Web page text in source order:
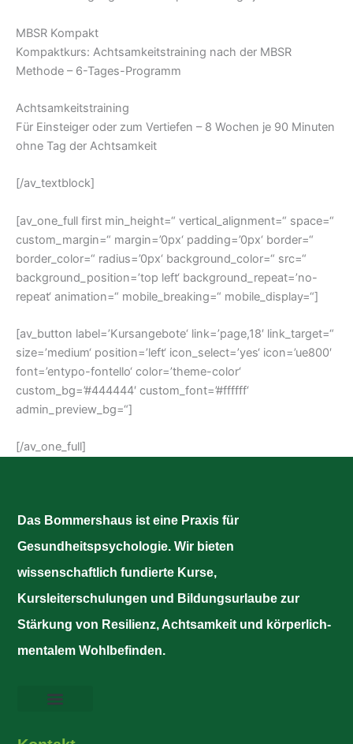
MBSR Kompakt
Kompaktkurs: Achtsamkeitstraining nach der MBSR
Methode – 6-Tages-Programm
Achtsamkeitstraining
Für Einsteiger oder zum Vertiefen – 8 Wochen je 90 Minuten
ohne Tag der Achtsamkeit
[/av_textblock]
[av_one_full first min_height=“ vertical_alignment=“ space=“
custom_margin=“ margin=’0px‘ padding=’0px‘ border=“
border_color=“ radius=’0px‘ background_color=“ src=“
background_position=’top left‘ background_repeat=’no-
repeat‘ animation=“ mobile_breaking=“ mobile_display=“]
[av_button label=’Kursangebote‘ link=’page,18′ link_target=“
size=’medium‘ position=’left‘ icon_select=’yes‘ icon=’ue800′
font=’entypo-fontello‘ color=’theme-color‘
custom_bg=’#444444′ custom_font=’#ffffff‘
admin_preview_bg=“]
[/av_one_full]
Das Bommershaus ist eine Praxis für
Gesundheitspsychologie. Wir bieten
wissenschaftlich fundierte Kurse,
Kursleiterschulungen und Bildungsurlaube zur
Stärkung von Resilienz, Achtsamkeit und körperlich-
mentalem Wohlbefinden.